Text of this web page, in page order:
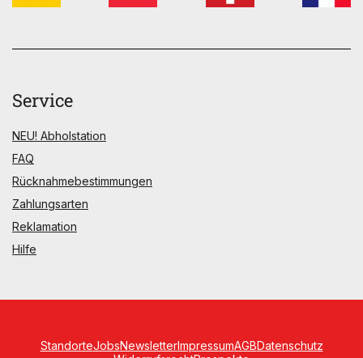
Service
NEU! Abholstation
FAQ
Rücknahmebestimmungen
Zahlungsarten
Reklamation
Hilfe
StandorteJobsNewsletterImpressumAGBDatenschutz